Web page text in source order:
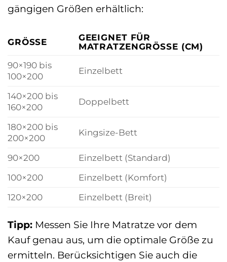
gängigen Größen erhältlich:
GRÖSSE
GEEIGNET FÜR
MATRATZENGRÖSSE (CM)
90×190 bis
100×200
Einzelbett
140×200 bis
160×200
Doppelbett
180×200 bis
200×200
Kingsize-Bett
90×200
Einzelbett (Standard)
100×200
Einzelbett (Komfort)
120×200
Einzelbett (Breit)
Tipp: Messen Sie Ihre Matratze vor dem
Kauf genau aus, um die optimale Größe zu
ermitteln. Berücksichtigen Sie auch die